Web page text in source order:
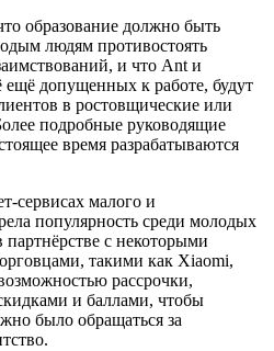
образование должно быть
людям противостоять
и что Ant и
ещё допущенных к работе, будут
в ростовщические или
подробные руководящие
время разрабатываются
сервисах малого и
популярность среди молодых
с некоторыми
такими как Xiaomi,
рассрочки,
и баллами, чтобы
было обращаться за